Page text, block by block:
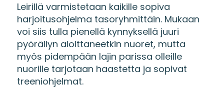
Leirillä varmistetaan kaikille sopiva
harjoitusohjelma tasoryhmittäin. Mukaan
voi siis tulla pienellä kynnyksellä juuri
pyöräilyn aloittaneetkin nuoret, mutta
myös pidempään lajin parissa olleille
nuorille tarjotaan haastetta ja sopivat
treeniohjelmat.